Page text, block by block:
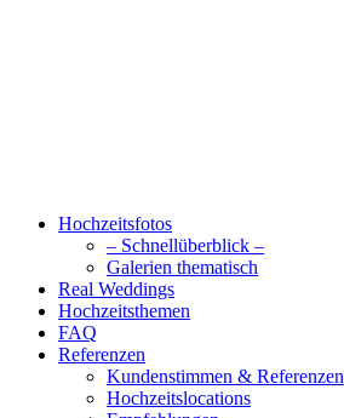
Hochzeitsfotos
– Schnellüberblick –
Galerien thematisch
Real Weddings
Hochzeitsthemen
FAQ
Referenzen
Kundenstimmen & Referenzen
Hochzeitslocations